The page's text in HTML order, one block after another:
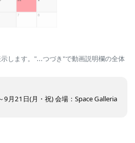
します。"...つづき"で動画説明欄の全体
月21日(月・祝) 会場：Space Galleria